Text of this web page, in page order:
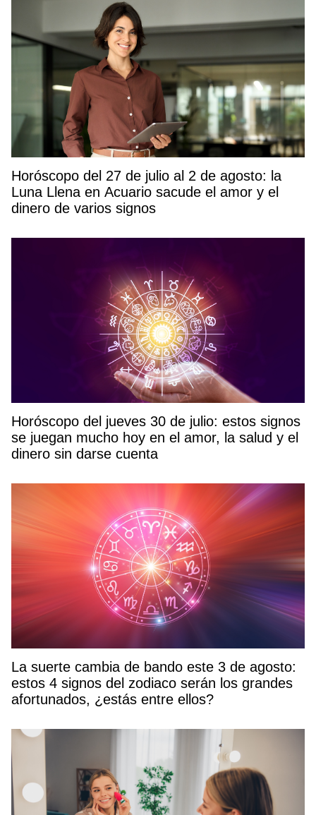
Horóscopo del 27 de julio al 2 de agosto: la
Luna Llena en Acuario sacude el amor y el
dinero de varios signos
Horóscopo del jueves 30 de julio: estos signos
se juegan mucho hoy en el amor, la salud y el
dinero sin darse cuenta
La suerte cambia de bando este 3 de agosto:
estos 4 signos del zodiaco serán los grandes
afortunados, ¿estás entre ellos?